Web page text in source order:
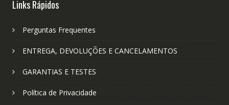
Links Rápidos
Perguntas Frequentes
ENTREGA, DEVOLUÇÕES E CANCELAMENTOS
GARANTIAS E TESTES
Política de Privacidade